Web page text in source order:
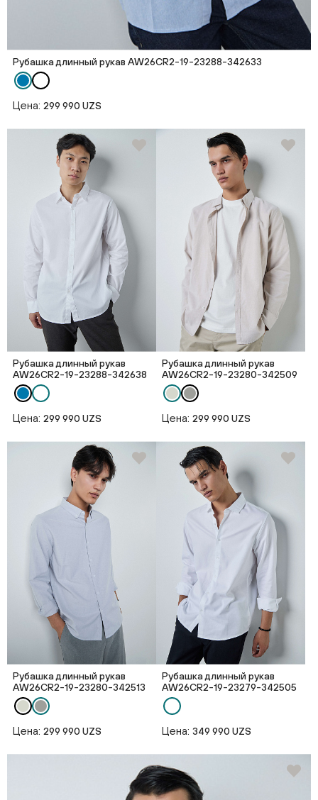
Рубашка длинный рукав AW26CR2-19-23288-342633
Цена: 299 990 UZS
Рубашка длинный рукав
AW26CR2-19-23288-342638
Цена: 299 990 UZS
Рубашка длинный рукав
AW26CR2-19-23280-342509
Цена: 299 990 UZS
Рубашка длинный рукав
AW26CR2-19-23280-342513
Цена: 299 990 UZS
Рубашка длинный рукав
AW26CR2-19-23279-342505
Цена: 349 990 UZS